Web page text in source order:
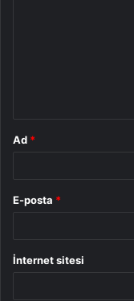
Ad *
E-posta *
İnternet sitesi